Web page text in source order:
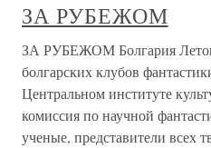
ЗА РУБЕЖОМ
ЗА РУБЕЖОМ Болгария
болгарских клубов
Центральном институте
комиссия по научной
ученые, представители всех